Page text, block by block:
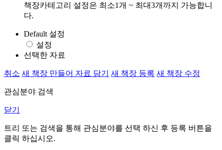
책장카테고리 설정은 최소1개 ~ 최대3개까지 가능합니
다.
Default 설정
설정
선택한 자료
취소 새 책장 만들어 자료 담기 새 책장 등록 새 책장 수정
관심분야 검색
닫기
트리 또는 검색을 통해 관심분야를 선택 하신 후 등록 버튼을
클릭 하십시오.